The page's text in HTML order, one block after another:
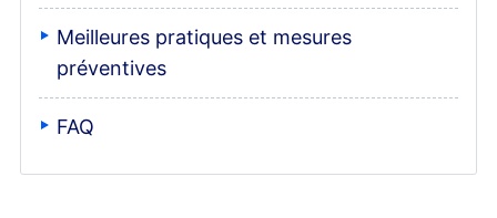
Meilleures pratiques et mesures
préventives
FAQ